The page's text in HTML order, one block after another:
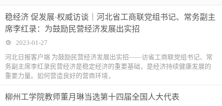
稳经济 促发展·权威访谈｜河北省工商联党组书记、常务副主
席李红录：为鼓励民营经济发展出实招
2023-01-27
河北日报客户端 为鼓励民营经济发展出实招——访省工商联党组书记、常
务副主席李红录民营经济是稳定经济的重要基础，是经济持续健康发展的
重要力量。如何营造良好的营商环境，
柳州工学院教师董月琳当选第十四届全国人大代表